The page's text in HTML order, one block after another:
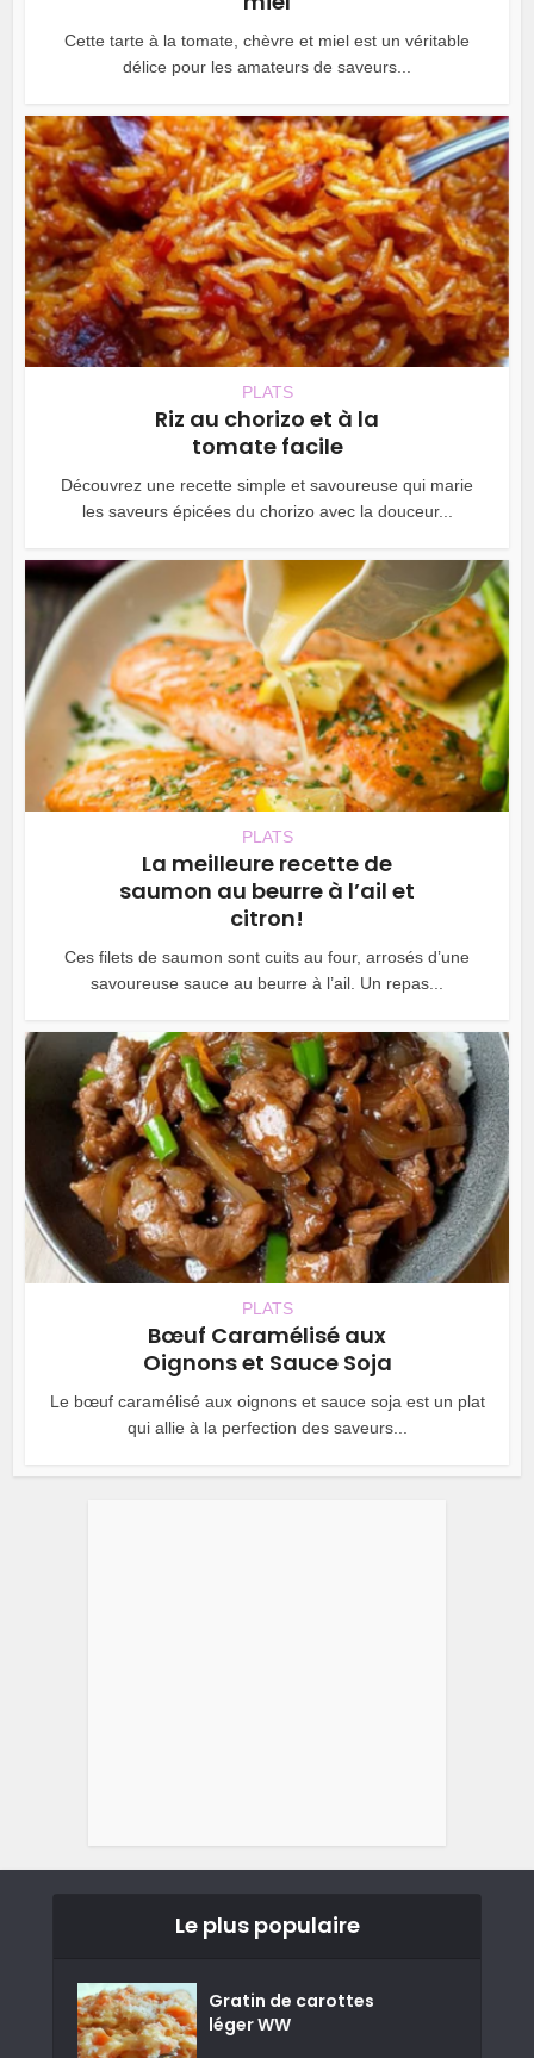
Cette tarte à la tomate, chèvre et miel est un véritable
délice pour les amateurs de saveurs...
PLATS
Riz au chorizo et à la
tomate facile
Découvrez une recette simple et savoureuse qui marie
les saveurs épicées du chorizo avec la douceur...
PLATS
La meilleure recette de
saumon au beurre à l’ail et
citron!
Ces filets de saumon sont cuits au four, arrosés d’une
savoureuse sauce au beurre à l’ail. Un repas...
PLATS
Bœuf Caramélisé aux
Oignons et Sauce Soja
Le bœuf caramélisé aux oignons et sauce soja est un plat
qui allie à la perfection des saveurs...
Le plus populaire
Gratin de carottes
léger WW